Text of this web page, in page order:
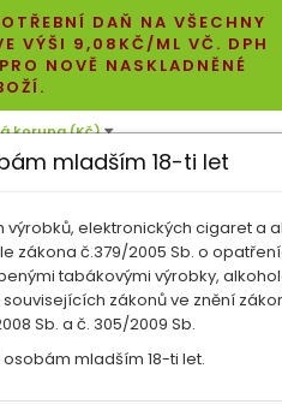
DAŇ NA VŠECHNY
VÝŠI 9,08KČ/ML VČ. DPH
NOVĚ NASKLADNĚNÉ
koruna (Kč)
0Produkty0 Kč
mladším 18-ti let
elektronických cigaret a
zákona č.379/2005 Sb. o
tabákovými výrobky,
zákonů ve znění
Sb. a č. 305/2009 Sb.
mladším 18-ti let.